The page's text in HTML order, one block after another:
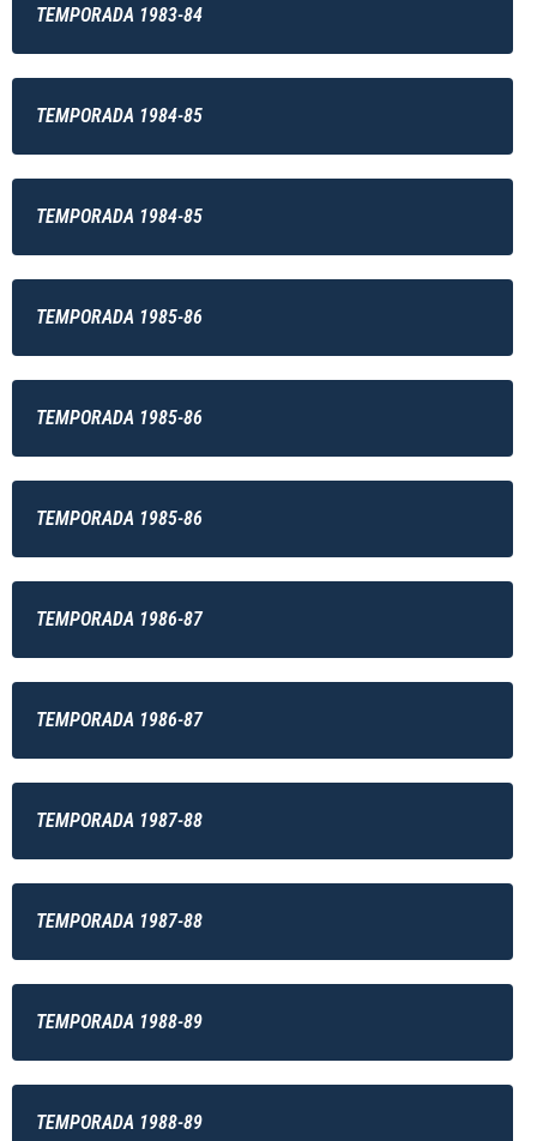
TEMPORADA 1983-84
TEMPORADA 1984-85
TEMPORADA 1984-85
TEMPORADA 1985-86
TEMPORADA 1985-86
TEMPORADA 1985-86
TEMPORADA 1986-87
TEMPORADA 1986-87
TEMPORADA 1987-88
TEMPORADA 1987-88
TEMPORADA 1988-89
TEMPORADA 1988-89